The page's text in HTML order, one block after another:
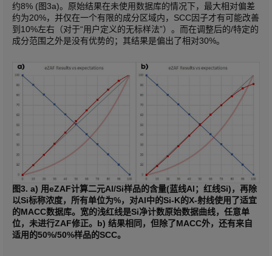
约8% (图3a)。原始结果在未使用数据库的情况下，最大相对偏差
约为20%，并仅在一个有限的成分区域内，SCC因子才有可能改善
到10%左右（对于“用户定义的无标样法”）。而在调整后的/特定的
成分范围之外是没有优势的；其结果是偏出了相对30%。
图3. a) 用eZAF计算二元Al/Si样品的含量(蓝线Al；红线Si)，再除
以Si标称浓度，所有单位为%，对Al中的Si-K的X-射线使用了适宜
的MACC数据库。宽的浅红线是Si净计数原始数据曲线，任意单
位，未进行ZAF修正。b) 结果相同，但除了MACC外，还有来自
适用的50%/50%样品的SCC。